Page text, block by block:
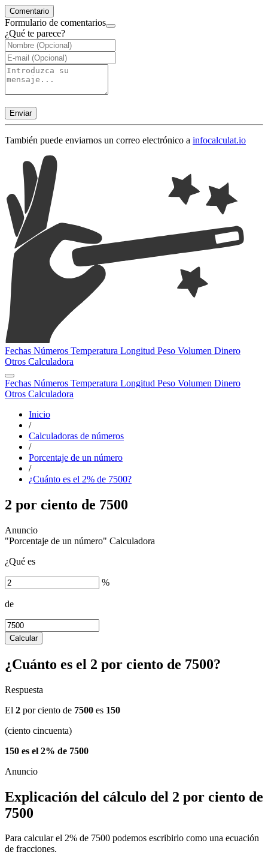
Comentario
Formulario de comentarios
¿Qué te parece?
Enviar
También puede enviarnos un correo electrónico a infocalculat.io
Fechas Números Temperatura Longitud Peso Volumen Dinero
Otros Calculadora
Fechas Números Temperatura Longitud Peso Volumen Dinero
Otros Calculadora
Inicio
/
Calculadoras de números
/
Porcentaje de un número
/
¿Cuánto es el 2% de 7500?
2 por ciento de 7500
"Porcentaje de un número" Calculadora
¿Qué es
%
de
Calcular
¿Cuánto es el 2 por ciento de 7500?
Respuesta
El 2 por ciento de 7500 es 150
(ciento cincuenta)
150 es el 2% de 7500
Explicación del cálculo del 2 por ciento de
7500
Para calcular el 2% de 7500 podemos escribirlo como una ecuación
de fracciones.